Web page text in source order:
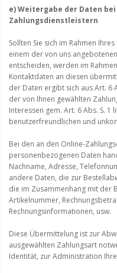
e) Weitergabe der Daten
Zahlungsdienstleistern
Sollten Sie sich im Rahmen
einem der von uns
entscheiden, werden im
Kontaktdaten an diesen
der Daten ergibt sich aus Art. 6
der von Ihnen gewählten
Interessen gem. Art. 6 Abs. S. 1
benutzerfreundlichen und
Bei den an den Online-
personenbezogenen Daten
Nachname, Adresse,
andere Daten, die zur
die im Zusammenhang mit der
Artikelnummer,
Rechnungsinformationen, usw.
Diese Übermittelung ist zur
ausgewählten Zahlungsart
Identität, zur Administration